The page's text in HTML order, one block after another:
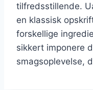
tilfredsstillende.
en klassisk
forskellige
sikkert imponere
smagsoplevelse,